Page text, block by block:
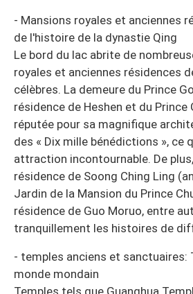
- Mansions royales et anciennes
de l'histoire de la dynastie Qing
Le bord du lac abrite de
royales et anciennes résidences
célèbres. La demeure du Prince
résidence de Heshen et du Prince
réputée pour sa magnifique
des « Dix mille bénédictions », ce
attraction incontournable. De
résidence de Soong Ching Ling
Jardin de la Mansion du Prince
résidence de Guo Moruo, entre
tranquillement les histoires de
- temples anciens et sanctuaires:
monde mondain